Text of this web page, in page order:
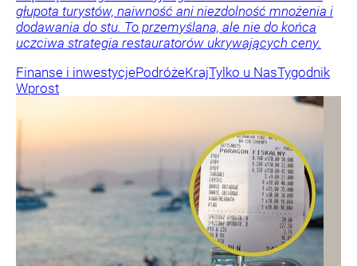
głupota turystów, naiwność ani niezdolność mnożenia i
dodawania do stu. To przemyślana, ale nie do końca
uczciwa strategia restauratorów ukrywających ceny.
Finanse i inwestycjePodróżeKrajTylko u NasTygodnik
Wprost